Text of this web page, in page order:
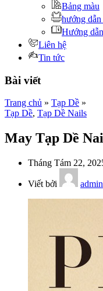
Bảng màu
hướng
Hướng
Liên hệ
Tin tức
Bài viết
Trang chủ » Tạp Dề »
Tạp Dề, Tạp Dề Nails
May Tạp Dề
Tháng Tám 22,
Viết bởi admin